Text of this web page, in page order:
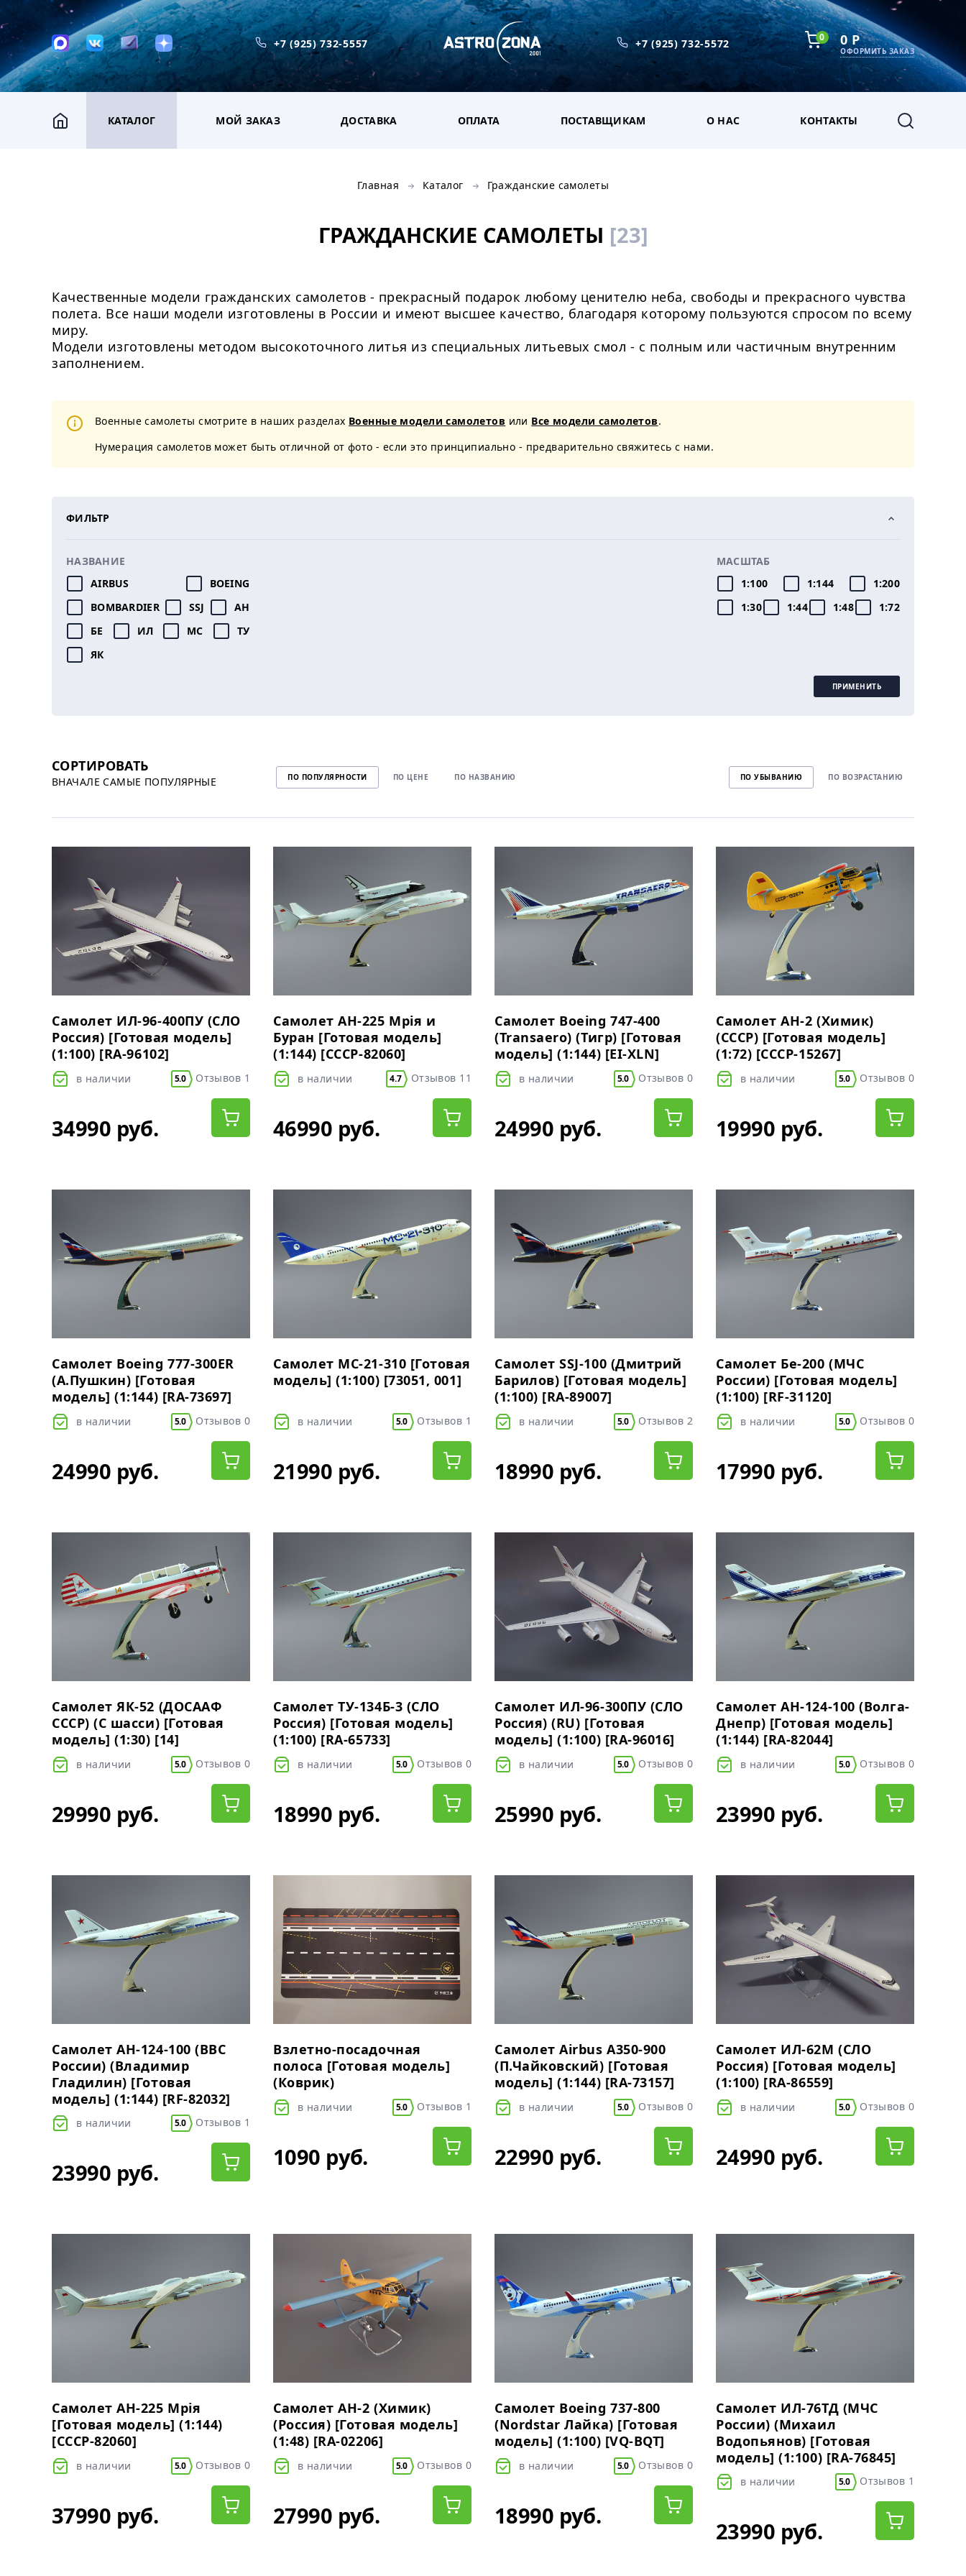
+7 (925) 732-5557 +7 (925) 732-5572 0 0 Р
ОФОРМИТЬ ЗАКАЗ
КАТАЛОГ МОЙ ЗАКАЗ ДОСТАВКА ОПЛАТА ПОСТАВЩИКАМ О НАС КОНТАКТЫ
Главная Каталог Гражданские самолеты
ГРАЖДАНСКИЕ САМОЛЕТЫ [23]
Качественные модели гражданских самолетов - прекрасный подарок любому ценителю неба, свободы и прекрасного чувства
полета. Все наши модели изготовлены в России и имеют высшее качество, благодаря которому пользуются спросом по всему
миру.
Модели изготовлены методом высокоточного литья из специальных литьевых смол - с полным или частичным внутренним
заполнением.
Военные самолеты смотрите в наших разделах Военные модели самолетов или Все модели самолетов.
Нумерация самолетов может быть отличной от фото - если это принципиально - предварительно свяжитесь с нами.
ФИЛЬТР
НАЗВАНИЕ
AIRBUS
BOEING
BOMBARDIER
SSJ
АН
БЕ
ИЛ МС
ТУ
ЯК
МАСШТАБ
1:100
1:144
1:200
1:30
1:44 1:48 1:72
ПРИМЕНИТЬ
СОРТИРОВАТЬ
ВНАЧАЛЕ САМЫЕ ПОПУЛЯРНЫЕ ПО ПОПУЛЯРНОСТИ ПО ЦЕНЕ ПО НАЗВАНИЮ ПО УБЫВАНИЮ ПО ВОЗРАСТАНИЮ
Самолет ИЛ-96-400ПУ (СЛО
Россия) [Готовая модель]
(1:100) [RA-96102]
в наличии 5.0 Отзывов 1
34990 руб.
Самолет АН-225 Мрiя и
Буран [Готовая модель]
(1:144) [СССР-82060]
в наличии 4.7 Отзывов 11
46990 руб.
Самолет Boeing 747-400
(Transaero) (Тигр) [Готовая
модель] (1:144) [EI-XLN]
в наличии 5.0 Отзывов 0
24990 руб.
Самолет АН-2 (Химик)
(СССР) [Готовая модель]
(1:72) [СССР-15267]
в наличии 5.0 Отзывов 0
19990 руб.
Самолет Boeing 777-300ER
(А.Пушкин) [Готовая
модель] (1:144) [RA-73697]
в наличии 5.0 Отзывов 0
24990 руб.
Самолет МС-21-310 [Готовая
модель] (1:100) [73051, 001]
в наличии 5.0 Отзывов 1
21990 руб.
Самолет SSJ-100 (Дмитрий
Барилов) [Готовая модель]
(1:100) [RA-89007]
в наличии 5.0 Отзывов 2
18990 руб.
Самолет Бе-200 (МЧС
России) [Готовая модель]
(1:100) [RF-31120]
в наличии 5.0 Отзывов 0
17990 руб.
Самолет ЯК-52 (ДОСААФ
СССР) (С шасси) [Готовая
модель] (1:30) [14]
в наличии 5.0 Отзывов 0
29990 руб.
Самолет ТУ-134Б-3 (СЛО
Россия) [Готовая модель]
(1:100) [RA-65733]
в наличии 5.0 Отзывов 0
18990 руб.
Самолет ИЛ-96-300ПУ (СЛО
Россия) (RU) [Готовая
модель] (1:100) [RA-96016]
в наличии 5.0 Отзывов 0
25990 руб.
Самолет АН-124-100 (Волга-
Днепр) [Готовая модель]
(1:144) [RA-82044]
в наличии 5.0 Отзывов 0
23990 руб.
Самолет АН-124-100 (ВВС
России) (Владимир
Гладилин) [Готовая
модель] (1:144) [RF-82032]
в наличии 5.0 Отзывов 1
23990 руб.
Взлетно-посадочная
полоса [Готовая модель]
(Коврик)
в наличии 5.0 Отзывов 1
1090 руб.
Самолет Airbus A350-900
(П.Чайковский) [Готовая
модель] (1:144) [RA-73157]
в наличии 5.0 Отзывов 0
22990 руб.
Самолет ИЛ-62М (СЛО
Россия) [Готовая модель]
(1:100) [RA-86559]
в наличии 5.0 Отзывов 0
24990 руб.
Самолет АН-225 Мрiя
[Готовая модель] (1:144)
[СССР-82060]
в наличии 5.0 Отзывов 0
37990 руб.
Самолет АН-2 (Химик)
(Россия) [Готовая модель]
(1:48) [RA-02206]
в наличии 5.0 Отзывов 0
27990 руб.
Самолет Boeing 737-800
(Nordstar Лайка) [Готовая
модель] (1:100) [VQ-BQT]
в наличии 5.0 Отзывов 0
18990 руб.
Самолет ИЛ-76ТД (МЧС
России) (Михаил
Водопьянов) [Готовая
модель] (1:100) [RA-76845]
в наличии 5.0 Отзывов 1
23990 руб.